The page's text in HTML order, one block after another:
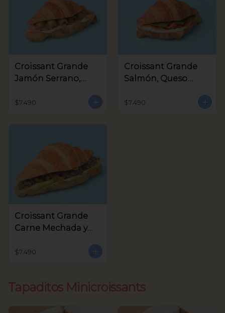
Croissant Grande
Jamón Serrano,
Aceitunas Verdes
$7.490
Croissant Grande
Salmón, Queso
$7.490
Croissant Grande
Carne Mechada y
$7.490
Tapaditos Minicroissants